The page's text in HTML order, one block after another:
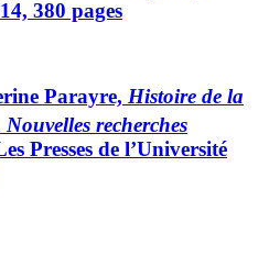
380 pages
Parayre, Histoire de la
Nouvelles recherches
Presses de l’Université